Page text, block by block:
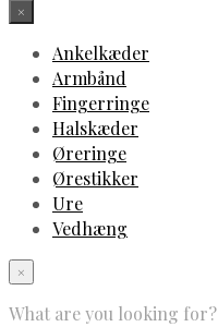
×
Ankelkæder
Armbånd
Fingerringe
Halskæder
Øreringe
Ørestikker
Ure
Vedhæng
×
What are you looking for?